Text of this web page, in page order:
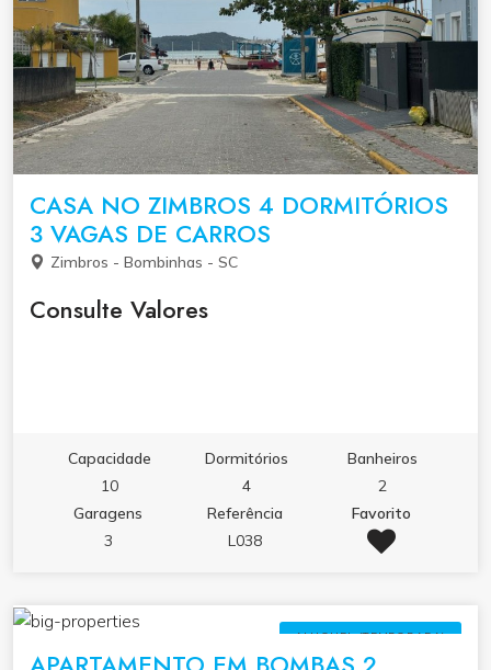
CASA NO ZIMBROS 4 DORMITÓRIOS
3 VAGAS DE CARROS
Zimbros - Bombinhas - SC
Consulte Valores
Capacidade
10
Dormitórios
4
Banheiros
2
Garagens
3
Referência
L038
Favorito
ALUGUEL (TEMPORADA)